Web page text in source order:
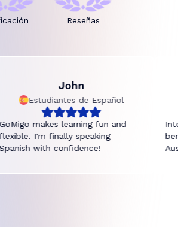
Reseñas
John
Estudiantes de Español
makes learning fun and
I'm finally speaking
with confidence!